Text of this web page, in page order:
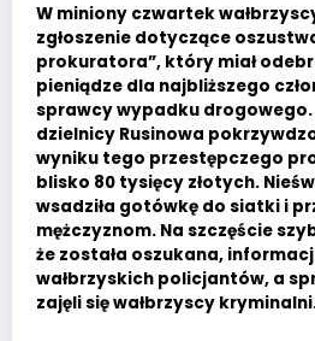
W miniony czwartek
zgłoszenie dotyczące
prokuratora”, który miał
pieniądze dla najbliższego
sprawcy wypadku
dzielnicy Rusinowa
wyniku tego przestępczego
blisko 80 tysięcy złotych.
wsadziła gotówkę do siatki i
mężczyznom. Na szczęście
że została oszukana,
wałbrzyskich policjantów, a
zajęli się wałbrzyscy